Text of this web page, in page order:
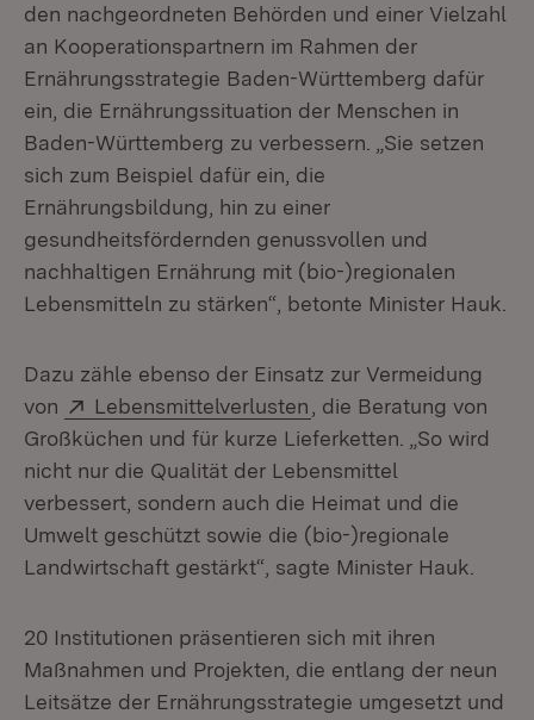
den nachgeordneten Behörden und einer Vielzahl
an Kooperationspartnern im Rahmen der
Ernährungsstrategie Baden-Württemberg dafür
ein, die Ernährungssituation der Menschen in
Baden-Württemberg zu verbessern. „Sie setzen
sich zum Beispiel dafür ein, die
Ernährungsbildung, hin zu einer
gesundheitsfördernden genussvollen und
nachhaltigen Ernährung mit (bio-)regionalen
Lebensmitteln zu stärken“, betonte Minister Hauk.
Dazu zähle ebenso der Einsatz zur Vermeidung
von
Extern:
Lebensmittelverlusten (Öffnet in neuem
, die Beratung von
Großküchen und für kurze Lieferketten. „So wird
nicht nur die Qualität der Lebensmittel
verbessert, sondern auch die Heimat und die
Umwelt geschützt sowie die (bio-)regionale
Landwirtschaft gestärkt“, sagte Minister Hauk.
20 Institutionen präsentieren sich mit ihren
Maßnahmen und Projekten, die entlang der neun
Leitsätze der Ernährungsstrategie umgesetzt und